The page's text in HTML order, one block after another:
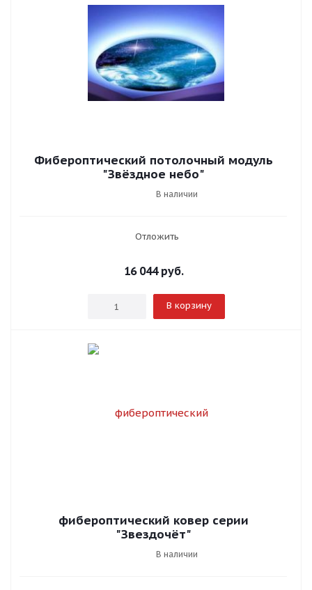
Фибероптический потолочный модуль
"Звёздное небо"
В наличии
Отложить
16 044руб.
В корзину
фибероптический ковер серии
"Звездочёт"
В наличии